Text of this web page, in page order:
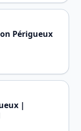
Périgueux
|